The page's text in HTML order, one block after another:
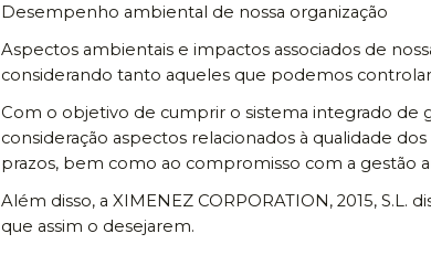
Desempenho ambiental de nossa organização
Aspectos ambientais e impactos associados de
considerando tanto aqueles que podemos
Com o objetivo de cumprir o sistema integrado de
consideração aspectos relacionados à qualidade
prazos, bem como ao compromisso com a gestão
Além disso, a XIMENEZ CORPORATION, 2015,
que assim o desejarem.